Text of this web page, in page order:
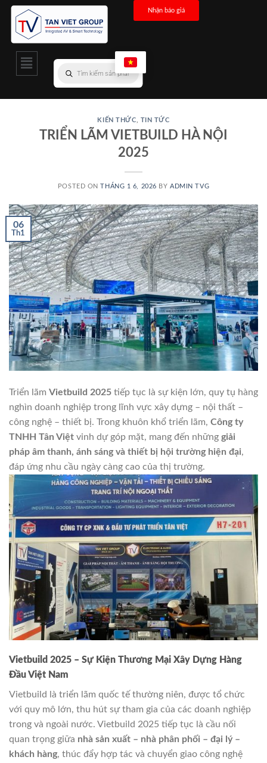
Nhận báo giá
KIẾN THỨC, TIN TỨC
TRIỂN LÃM VIETBUILD HÀ NỘI
2025
POSTED ONTHÁNG 1 6, 2026 BYADMIN TVG
06
Th1
Triển lãm Vietbuild 2025 tiếp tục là sự kiện lớn, quy tụ hàng
nghìn doanh nghiệp trong lĩnh vực xây dựng – nội thất –
công nghệ – thiết bị. Trong khuôn khổ triển lãm, Công ty
TNHH Tân Việt vinh dự góp mặt, mang đến những giải
pháp âm thanh, ánh sáng và thiết bị hội trường hiện đại,
đáp ứng nhu cầu ngày càng cao của thị trường.
Vietbuild 2025 – Sự Kiện Thương Mại Xây Dựng Hàng
Đầu Việt Nam
Vietbuild là triển lãm quốc tế thường niên, được tổ chức
với quy mô lớn, thu hút sự tham gia của các doanh nghiệp
trong và ngoài nước. Vietbuild 2025 tiếp tục là cầu nối
quan trọng giữa nhà sản xuất – nhà phân phối – đại lý –
khách hàng, thúc đẩy hợp tác và chuyển giao công nghệ